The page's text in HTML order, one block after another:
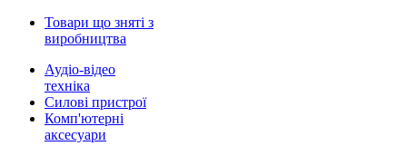
Товари що зняті з
виробництва
Аудіо-відео
техніка
Силові пристрої
Комп'ютерні
аксесуари